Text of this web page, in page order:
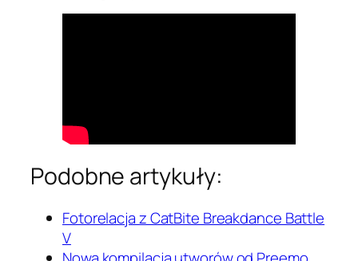
Podobne artykuły:
Fotorelacja z CatBite Breakdance Battle
V